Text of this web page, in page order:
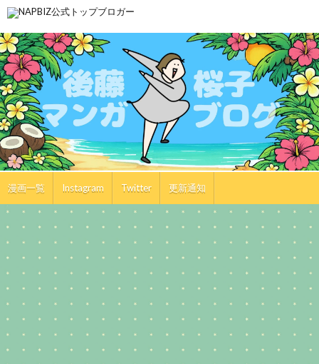
漫画一覧 Instagram Twitter 更新通知